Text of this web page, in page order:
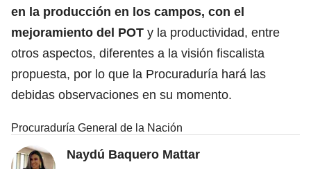
en la producción en los campos, con el
mejoramiento del POT y la productividad, entre
otros aspectos, diferentes a la visión fiscalista
propuesta, por lo que la Procuraduría hará las
debidas observaciones en su momento.
Procuraduría General de la Nación
Naydú Baquero Mattar